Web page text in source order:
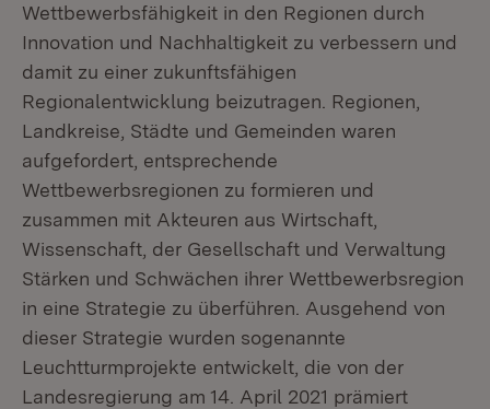
Wettbewerbsfähigkeit in den Regionen durch
Innovation und Nachhaltigkeit zu verbessern und
damit zu einer zukunftsfähigen
Regionalentwicklung beizutragen. Regionen,
Landkreise, Städte und Gemeinden waren
aufgefordert, entsprechende
Wettbewerbsregionen zu formieren und
zusammen mit Akteuren aus Wirtschaft,
Wissenschaft, der Gesellschaft und Verwaltung
Stärken und Schwächen ihrer Wettbewerbsregion
in eine Strategie zu überführen. Ausgehend von
dieser Strategie wurden sogenannte
Leuchtturmprojekte entwickelt, die von der
Landesregierung am 14. April 2021 prämiert